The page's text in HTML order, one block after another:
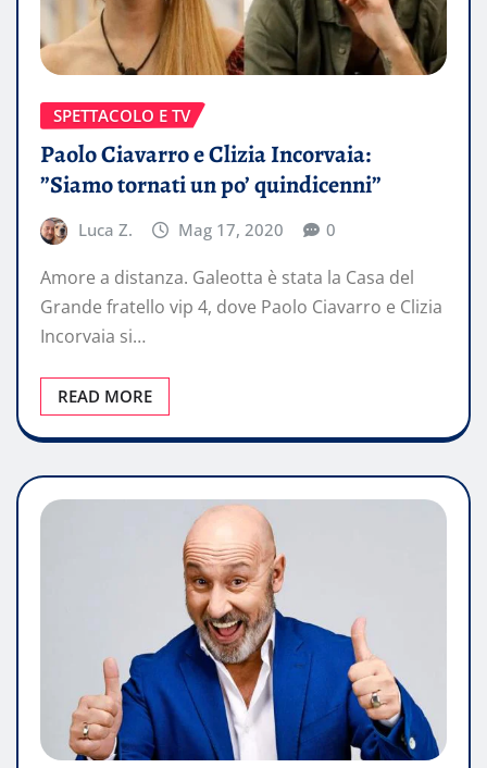
SPETTACOLO E TV
Paolo Ciavarro e Clizia Incorvaia:
”Siamo tornati un po’ quindicenni”
Luca Z. Mag 17, 2020 0
Amore a distanza. Galeotta è stata la Casa del
Grande fratello vip 4, dove Paolo Ciavarro e Clizia
Incorvaia si…
READ MORE